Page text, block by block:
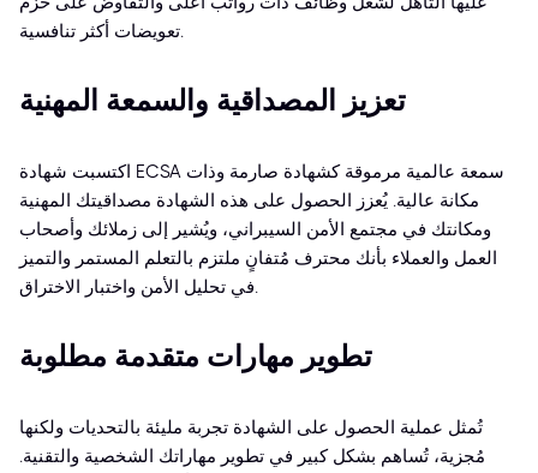
تعويضات أكثر تنافسية.
تعزيز المصداقية والسمعة المهنية
اكتسبت شهادة ECSA سمعة عالمية مرموقة كشهادة صارمة وذات
مكانة عالية. يُعزز الحصول على هذه الشهادة مصداقيتك المهنية
ومكانتك في مجتمع الأمن السيبراني، ويُشير إلى زملائك وأصحاب
العمل والعملاء بأنك محترف مُتفانٍ ملتزم بالتعلم المستمر والتميز
في تحليل الأمن واختبار الاختراق.
تطوير مهارات متقدمة مطلوبة
تُمثل عملية الحصول على الشهادة تجربة مليئة بالتحديات ولكنها
مُجزية، تُساهم بشكل كبير في تطوير مهاراتك الشخصية والتقنية.